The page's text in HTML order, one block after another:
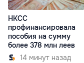
НКСС
профинансировала
пособия на сумму
более 378 млн леев
14 минут назад